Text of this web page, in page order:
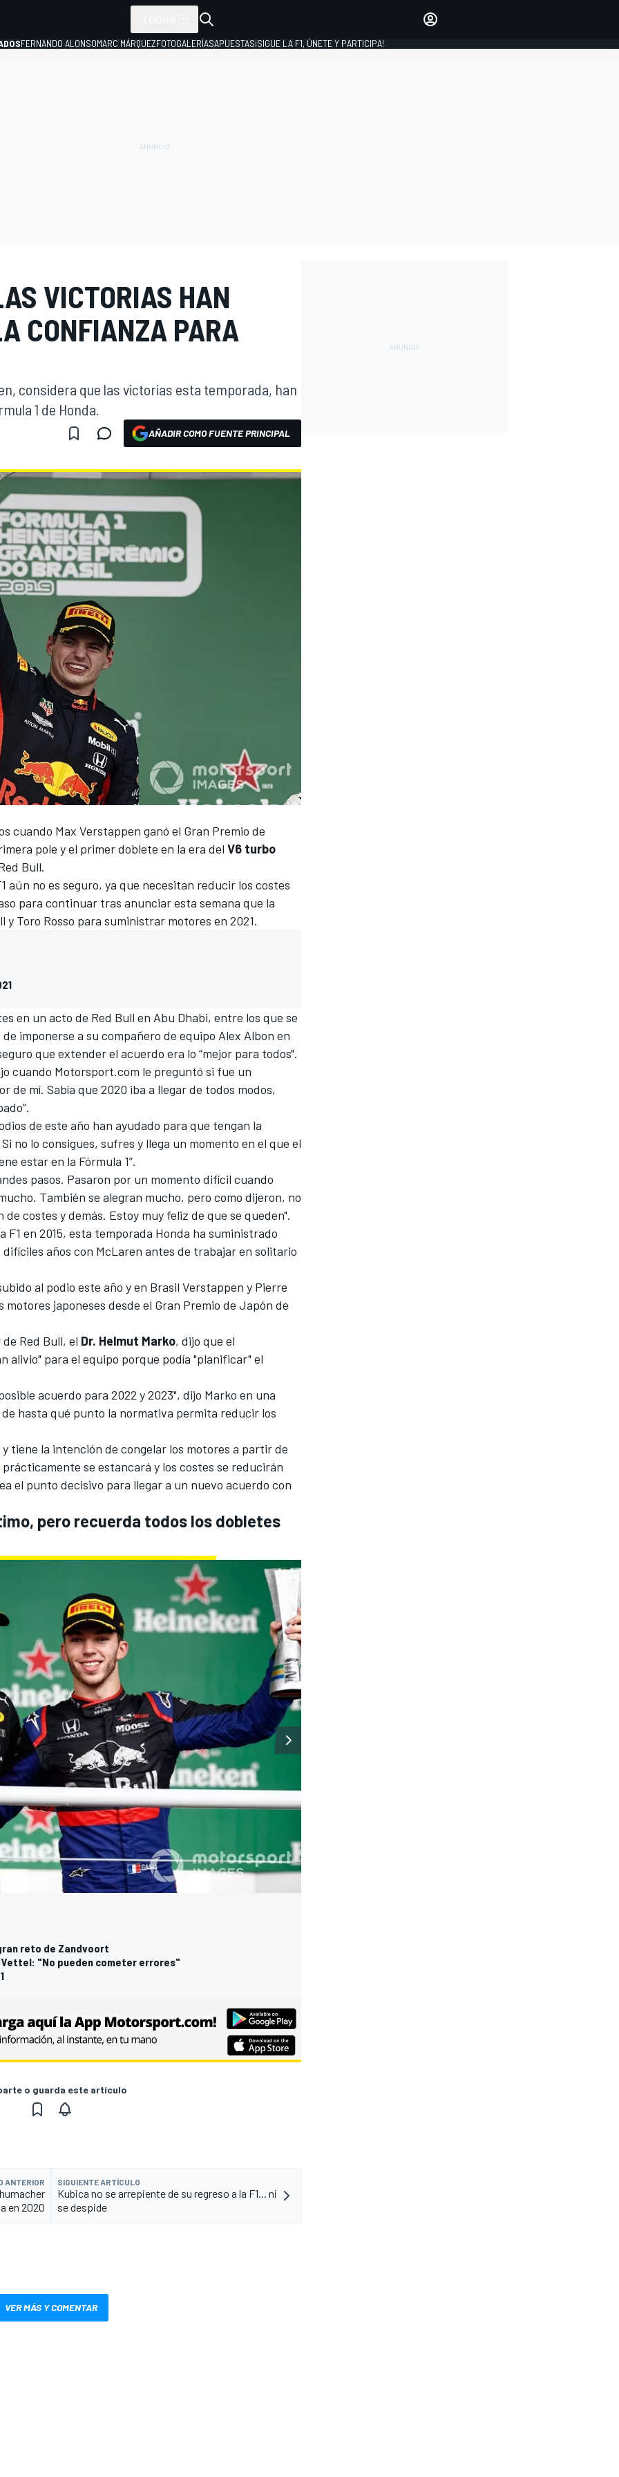
FERNANDO ALONSOMARC MÁRQUEZFOTOGALERÍASAPUESTAS¡SIGUE LA F1, ÚNETE Y PARTICIPA!
VICTORIAS HAN
CONFIANZA PARA
considera que las victorias esta temporada, han
1 de Honda.
AÑADIR COMO FUENTE PRINCIPAL
cuando Max Verstappen ganó el Gran Premio de
pole y el primer doblete en la era del V6 turbo
Bull.
aún no es seguro, ya que necesitan reducir los costes
para continuar tras anunciar esta semana que la
Toro Rosso para suministrar motores en 2021.
en un acto de Red Bull en Abu Dhabi, entre los que se
de imponerse a su compañero de equipo Alex Albon en
que extender el acuerdo era lo “mejor para todos".
cuando Motorsport.com le preguntó si fue un
de mí. Sabía que 2020 iba a llegar de todos modos,
de este año han ayudado para que tengan la
no lo consigues, sufres y llega un momento en el que el
estar en la Fórmula 1”.
pasos. Pasaron por un momento difícil cuando
También se alegran mucho, pero como dijeron, no
costes y demás. Estoy muy feliz de que se queden".
F1 en 2015, esta temporada Honda ha suministrado
años con McLaren antes de trabajar en solitario
al podio este año y en Brasil Verstappen y Pierre
japoneses desde el Gran Premio de Japón de
Red Bull, el Dr. Helmut Marko, dijo que el
alivio" para el equipo porque podía "planificar" el
acuerdo para 2022 y 2023", dijo Marko en una
de hasta qué punto la normativa permita reducir los
tiene la intención de congelar los motores a partir de
se estancará y los costes se reducirán
el punto decisivo para llegar a un nuevo acuerdo con
pero recuerda todos los dobletes
reto de Zandvoort
"No pueden cometer errores"
o guarda este artículo
ANTERIOR
en 2020
SIGUIENTE ARTÍCULO
Kubica no se arrepiente de su regreso a la F1... ni
se despide
VER MÁS Y COMENTAR